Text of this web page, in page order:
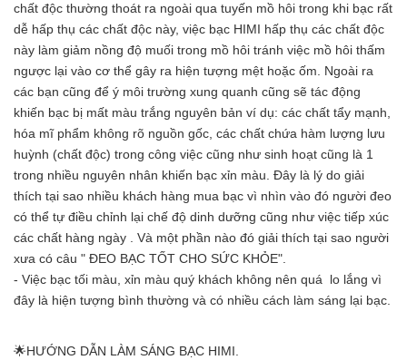
chất độc thường thoát ra ngoài qua tuyến mồ hôi trong khi bạc rất
dễ hấp thụ các chất độc này, việc bạc HIMI hấp thụ các chất độc
này làm giảm nồng độ muối trong mồ hôi tránh việc mồ hôi thấm
ngược lại vào cơ thể gây ra hiện tượng mệt hoặc ốm. Ngoài ra
các bạn cũng để ý môi trường xung quanh cũng sẽ tác động
khiến bạc bị mất màu trắng nguyên bản ví dụ: các chất tẩy mạnh,
hóa mĩ phẩm không rõ nguồn gốc, các chất chứa hàm lượng lưu
huỳnh (chất độc) trong công việc cũng như sinh hoạt cũng là 1
trong nhiều nguyên nhân khiến bạc xỉn màu. Đây là lý do giải
thích tại sao nhiều khách hàng mua bạc vì nhìn vào đó người đeo
có thể tự điều chỉnh lại chế độ dinh dưỡng cũng như việc tiếp xúc
các chất hàng ngày . Và một phần nào đó giải thích tại sao người
xưa có câu " ĐEO BẠC TỐT CHO SỨC KHỎE".
- Việc bạc tối màu, xỉn màu quý khách không nên quá lo lắng vì
đây là hiện tượng bình thường và có nhiều cách làm sáng lại bạc.
🌟HƯỚNG DẪN LÀM SÁNG BẠC HIMI.